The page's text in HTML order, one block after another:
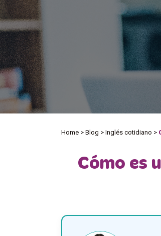
Home > Blog > Inglés cotidiano >
Cómo es